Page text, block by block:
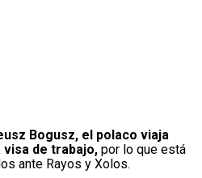
Bogusz, el polaco viaja
visa de trabajo, por lo que está
ante Rayos y Xolos.